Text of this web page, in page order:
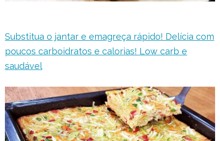
Substitua o jantar e emagreça rápido! Delícia com
poucos carboidratos e calorias! Low carb e
saudável